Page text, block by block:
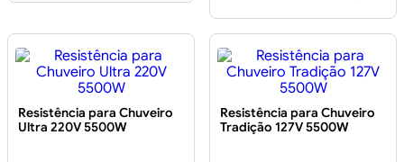
Resistência para Chuveiro
Ultra 220V 5500W
Resistência para Chuveiro
Tradição 127V 5500W